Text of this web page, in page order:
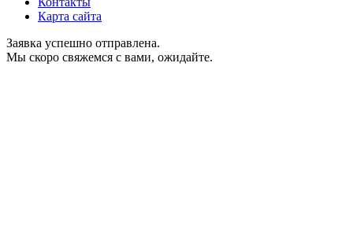
Карта сайта
Заявка успешно отправлена.
Мы скоро свяжемся с вами, ожидайте.